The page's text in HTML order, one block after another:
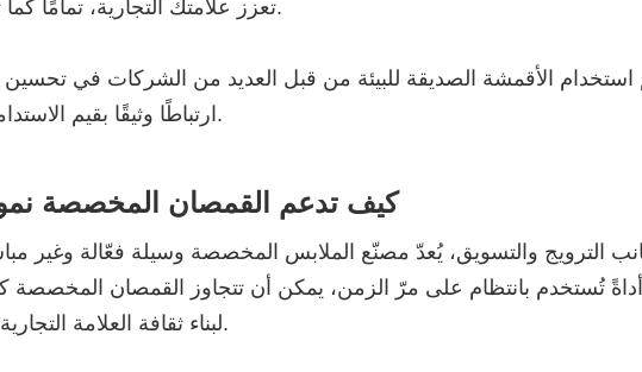
تعزز علامتك التجارية، تمامًا كما تفعل القمصان التي تهتم بأدق التفاصيل.
الأقمشة الصديقة للبيئة من قبل العديد من الشركات في تحسين
ارتباطًا وثيقًا بقيم الاستدامة التي يقدرها المستهلكون المعاصرون.
كيف تدعم القمصان المخصصة
الترويج والتسويق، يُعدّ مصنّع الملابس المخصصة وسيلة فعّالة وغير
أداةً تُستخدم بانتظام على مرّ الزمن، يمكن أن تتجاوز القمصان المخصصة
لبناء ثقافة العلامة التجارية، والحفاظ على العملاء، وتوسيع نطاقها.